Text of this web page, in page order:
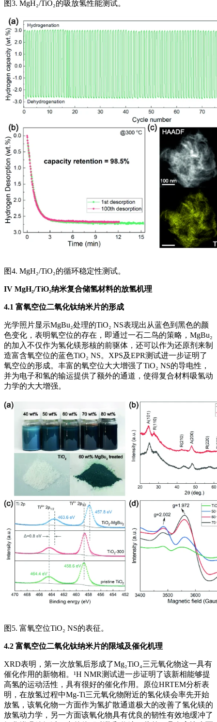
图3. MgH₂/TiO₂的吸放氢性能测试。
图4. MgH₂/TiO₂的循环稳定性测试。
IV MgH₂/TiO₂纳米复合储氢材料的放氢机理
4.1 富氧空位二氧化钛纳米片的形成
光学照片显示MgBu₂处理的TiO₂ NS表现出从蓝色到黑色的颜
色变化，表明氧空位的存在，即通过一石二鸟的策略，MgBu₂
的加入不仅作为氢化镁形核的前驱体，还可以作为还原剂来制
造富含氧空位的蓝色TiO₂ NS。XPS及EPR测试进一步证明了
氧空位的形成。丰富的氧空位大大增强了TiO₂ NS的导电性，
并为电子和氢的输运提供了额外的通道，使得复合材料吸氢动
力学的大大增强。
图5. 富氧空位TiO₂ NS的表征。
4.2 富氧空位二氧化钛纳米片的限域及催化机理
XRD表明，第一次放氢后形成了Mg₂TiO₄三元氧化物这一具有
催化作用的新物相。¹H NMR测试进一步证明了该新相能够提
高氢的运动活性，具有很好的催化作用。原位HRTEM分析表
明，在放氢过程中Mg-Ti三元氧化物附近的氢化镁会率先开始
放氢，该氧化物一方面作为氢扩散通道极大的改善了氢化镁的
放氢动力学，另一方面该氧化物具有优良的韧性有效地缓冲了